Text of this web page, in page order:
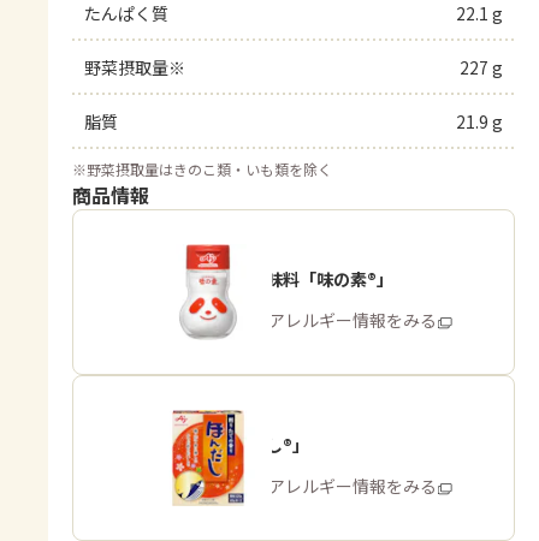
たんぱく質 22.1 g
野菜摂取量※ 227 g
脂質 21.9 g
※野菜摂取量はきのこ類・いも類を除く
商品情報
うま味調味料「味の素®」
商品・アレルギー情報をみる
「ほんだし®」
商品・アレルギー情報をみる